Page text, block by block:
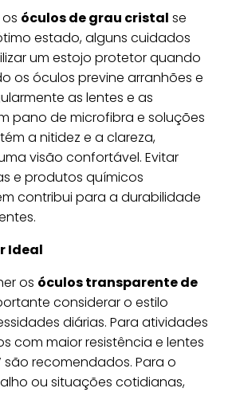
óculos de grau cristal se
estado, alguns cuidados
um estojo protetor quando
os óculos previne arranhões e
as lentes e as
pano de microfibra e soluções
a nitidez e a clareza,
visão confortável. Evitar
e produtos químicos
contribui para a durabilidade
Ideal
os óculos transparente de
considerar o estilo
diárias. Para atividades
com maior resistência e lentes
recomendados. Para o
ou situações cotidianas,